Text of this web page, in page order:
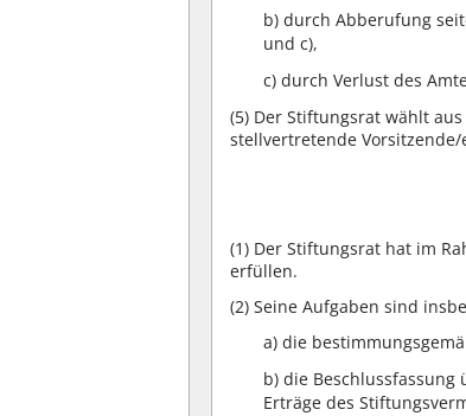
b) durch Abberufung
und c),
c) durch Verlust des
(5) Der Stiftungsrat wählt
stellvertretende
(1) Der Stiftungsrat hat im
erfüllen.
(2) Seine Aufgaben sind
a) die
b) die
Erträge des